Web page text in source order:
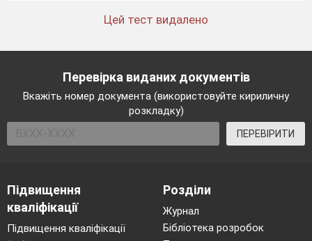
Цей тест видалено
Перевірка виданих документів
Вкажіть номер документа (використовуйте кириличну
розкладку)
ПЕРЕВІРИТИ
Підвищення
кваліфікації
Підвищення кваліфікації
Розділи
Журнал
Бібліотека розробок